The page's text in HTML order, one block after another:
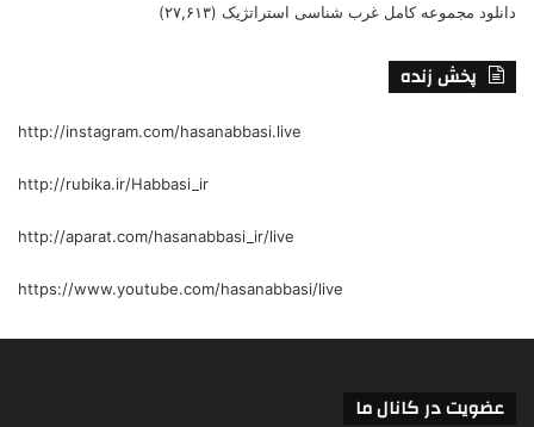
دانلود مجموعه کامل غرب شناسی استراتژیک (۲۷,۶۱۳)
پخش زنده
http://instagram.com/hasanabbasi.live
http://rubika.ir/Habbasi_ir
http://aparat.com/hasanabbasi_ir/live
https://www.youtube.com/hasanabbasi/live
عضویت در کانال ما